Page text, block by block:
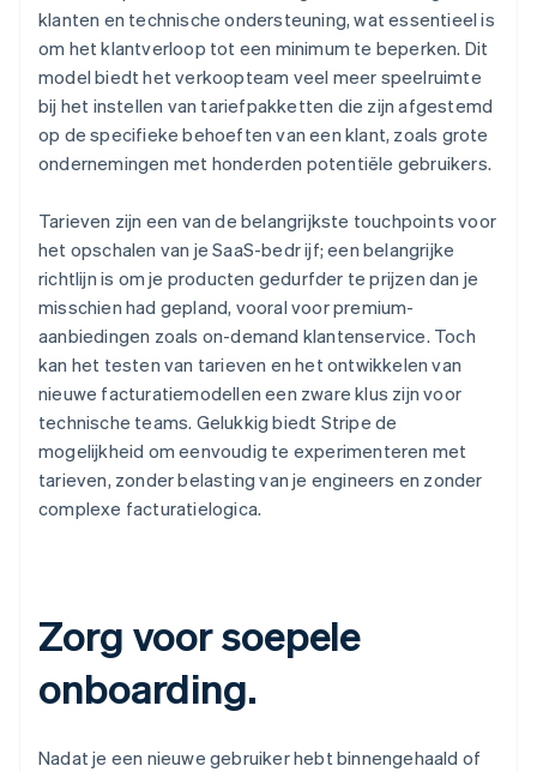
klanten en technische ondersteuning, wat essentieel is
om het klantverloop tot een minimum te beperken. Dit
model biedt het verkoopteam veel meer speelruimte
bij het instellen van tariefpakketten die zijn afgestemd
op de specifieke behoeften van een klant, zoals grote
ondernemingen met honderden potentiële gebruikers.
Tarieven zijn een van de belangrijkste touchpoints voor
het opschalen van je SaaS-bedr ijf; een belangrijke
richtlijn is om je producten gedurfder te prijzen dan je
misschien had gepland, vooral voor premium-
aanbiedingen zoals on-demand klantenservice. Toch
kan het testen van tarieven en het ontwikkelen van
nieuwe facturatiemodellen een zware klus zijn voor
technische teams. Gelukkig biedt Stripe de
mogelijkheid om eenvoudig te experimenteren met
tarieven, zonder belasting van je engineers en zonder
complexe facturatielogica.
Zorg voor soepele
onboarding.
Nadat je een nieuwe gebruiker hebt binnengehaald of